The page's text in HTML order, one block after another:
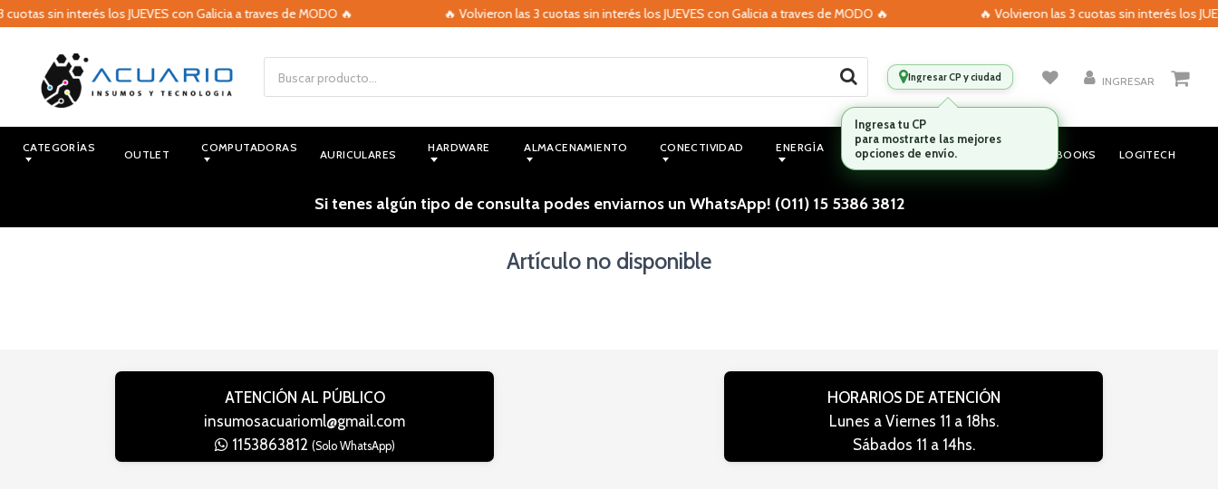
sin interés los JUEVES con Galicia a traves de MODO 🔥 🔥 Volvieron las 3 cuotas sin interés los JUEVES con Galicia a traves de MODO 🔥 🔥 Volvieron las 3 cuotas sin interés los
Ingresar CP y ciudad INGRESAR
CATEGORÍAS OUTLET COMPUTADORAS AURICULARES HARDWARE ALMACENAMIENTO CONECTIVIDAD ENERGÍA MONITORES AUDIO NOTEBOOKS LOGITECH
Si tenes algún tipo de consulta podes enviarnos un WhatsApp! (011) 15 5386 3812
Artículo no disponible
ATENCIÓN AL PÚBLICO
insumosacuarioml@gmail.com
1153863812 (Solo WhatsApp)
HORARIOS DE ATENCIÓN
Lunes a Viernes 11 a 18hs.
Sábados 11 a 14hs.
Ingresa tu CP
para mostrarte las mejores
opciones de envío.